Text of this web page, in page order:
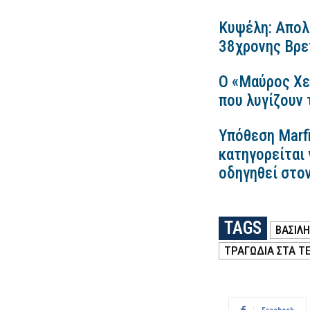
Κυψέλη:
38χρονης
Ο «Μαύρος
που
Υπόθεση
οδηγηθεί
TAGS
ΤΡΑΓΩΔΊΑ ΣΤΑ